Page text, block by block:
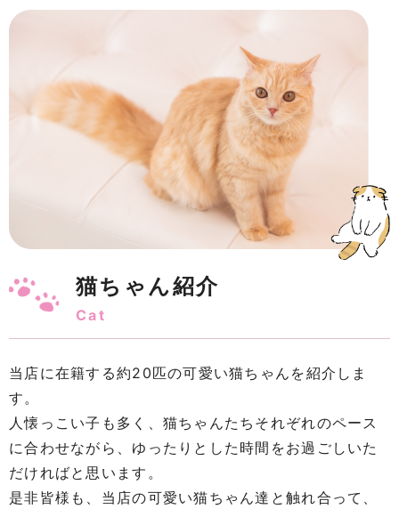
猫ちゃん紹介
Cat
当店に在籍する約20匹の可愛い猫ちゃんを紹介しま
す。
人懐っこい子も多く、猫ちゃんたちそれぞれのペース
に合わせながら、ゆったりとした時間をお過ごしいた
だければと思います。
是非皆様も、当店の可愛い猫ちゃん達と触れ合って、